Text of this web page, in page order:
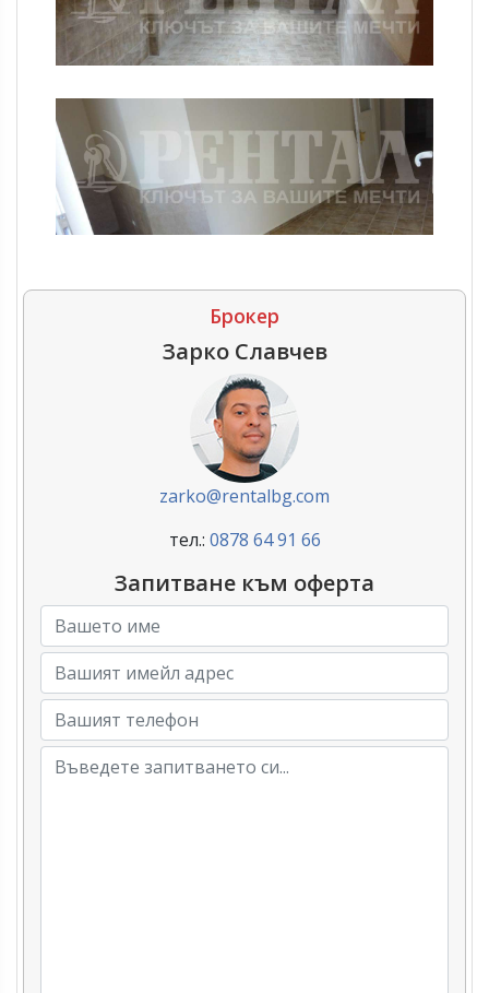
Брокер
Зарко Славчев
zarko@rentalbg.com
тел.: 0878 64 91 66
Запитване към оферта